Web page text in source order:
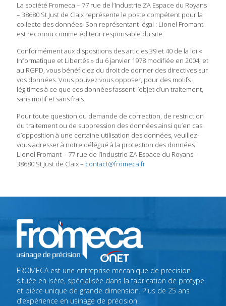
La société Fromeca – 77 rue de l’Industrie ZA Espace du Royans
– 38680 St Just de Claix représente le poste compétent pour la
collecte des données. Son représentant légal : Lionel Fromant
est reconnu comme éditeur responsable du site.
Conformément aux dispositions des articles 39 et 40 de la loi «
Informatique et Libertés » du 6 janvier 1978 modifiée en 2004, et
au RGPD, vous bénéficiez du droit de donner des directives sur
vos données. Vous pouvez vous opposer, pour des motifs
légitimes à ce que ces données fassent l’objet d’un traitement,
sans motif et sans frais.
Pour toute question ou demande de correction, de restriction
du traitement ou de suppression des données ainsi qu’en cas
d’opposition à une certaine utilisation des données, veuillez-
vous adresser à notre délégué à la protection des données :
Lionel Fromant – 77 rue de l’Industrie ZA Espace du Royans –
38680 St Just de Claix – contact@fromeca.fr
FROMECA est une entreprise mecanique de precision
située en Isère, spécialisée dans la fabrication de protype
et pièce unique de grande dimension. Plus de 25 ans
d’expérience en usinage de précision.